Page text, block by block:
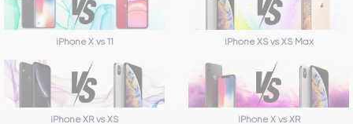
iPhone X vs 11 iPhone XS vs XS Max
iPhone XR vs XS iPhone X vs XR